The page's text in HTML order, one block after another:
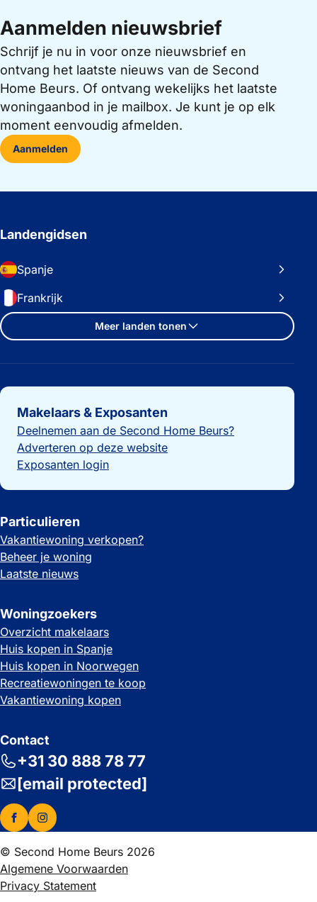
Aanmelden nieuwsbrief
Schrijf je nu in voor onze nieuwsbrief en
ontvang het laatste nieuws van de Second
Home Beurs. Of ontvang wekelijks het laatste
woningaanbod in je mailbox. Je kunt je op elk
moment eenvoudig afmelden.
Aanmelden
Landengidsen
Spanje
Frankrijk
Meer landen tonen
Belangrijke links
Makelaars & Exposanten
Deelnemen aan de Second Home Beurs?
Adverteren op deze website
Exposanten login
Particulieren
Vakantiewoning verkopen?
Beheer je woning
Laatste nieuws
Woningzoekers
Overzicht makelaars
Huis kopen in Spanje
Huis kopen in Noorwegen
Recreatiewoningen te koop
Vakantiewoning kopen
Contact
+31 30 888 78 77
[email protected]
© Second Home Beurs 2026
Algemene Voorwaarden
Privacy Statement